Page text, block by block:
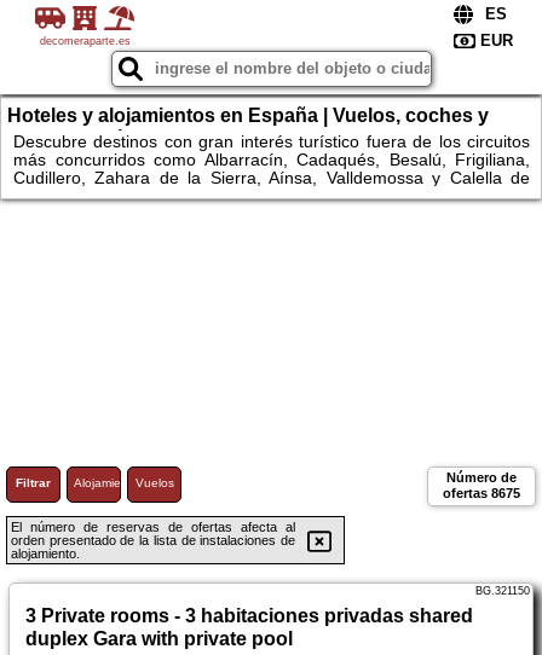
decomeraparte.es
Hoteles y alojamientos en España | Vuelos, coches y
escapadas únicas
Descubre destinos con gran interés turístico fuera de los circuitos
más concurridos como Albarracín, Cadaqués, Besalú, Frigiliana,
Cudillero, Zahara de la Sierra, Aínsa, Valldemossa y Calella de
Palafrugell. Explora espacios naturales como el Parque Nacional
Filtrar AlojamientoVuelos
Número de
ofertas 8675
El número de reservas de ofertas afecta al
orden presentado de la lista de instalaciones de
alojamiento.
3 Private rooms - 3 habitaciones privadas shared
duplex Gara with private pool
BG.321150